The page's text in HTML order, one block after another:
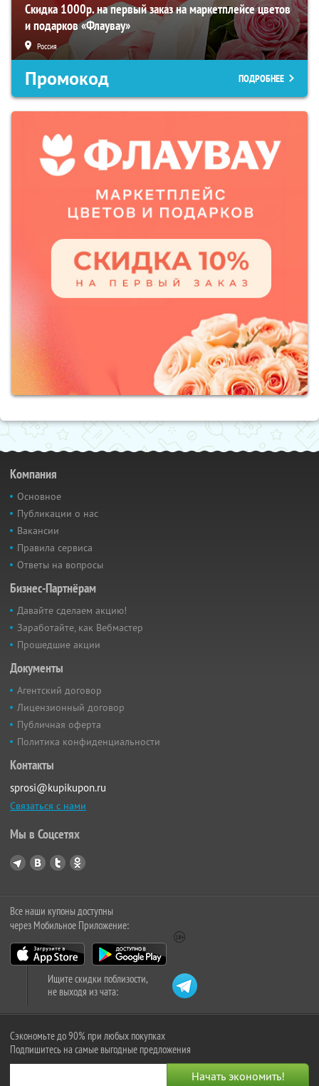
Скидка 1000р. на первый заказ на маркетплейсе цветов
и подарков «Флаувау»
Россия
Промокод ПОДРОБНЕЕ
Компания
Основное
Публикации о нас
Вакансии
Правила сервиса
Ответы на вопросы
Бизнес-Партнёрам
Давайте сделаем акцию!
Заработайте, как Вебмастер
Прошедшие акции
Документы
Агентский договор
Лицензионный договор
Публичная оферта
Политика конфиденциальности
Контакты
sprosi@kupikupon.ru
Связаться с нами
Мы в Соцсетях
Все наши купоны доступны
через Мобильное Приложение:
Ищите скидки поблизости,
не выходя из чата:
Сэкономьте до 90% при любых покупках
Подпишитесь на самые выгодные предложения